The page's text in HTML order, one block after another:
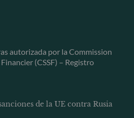
autorizada por la Commission
(CSSF) – Registro
de la UE contra Rusia